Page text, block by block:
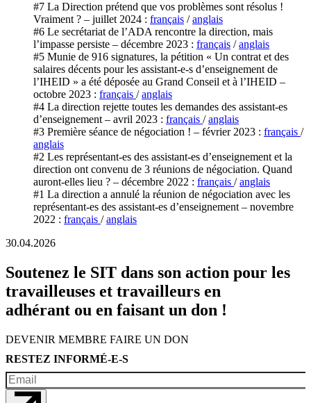
#7 La Direction prétend que vos problèmes sont résolus !
Vraiment ? – juillet 2024 : français /anglais
#6 Le secrétariat de l’ADA rencontre la direction, mais
l’impasse persiste – décembre 2023 : français /anglais
#5 Munie de 916 signatures, la pétition « Un contrat et des
salaires décents pour les assistant-e-s d’enseignement de
l’IHEID » a été déposée au Grand Conseil et à l’IHEID –
octobre 2023 : français /anglais
#4 La direction rejette toutes les demandes des assistant-es
d’enseignement – avril 2023 : français /anglais
#3 Première séance de négociation ! – février 2023 : français /
anglais
#2 Les représentant-es des assistant-es d’enseignement et la
direction ont convenu de 3 réunions de négociation. Quand
auront-elles lieu ? – décembre 2022 : français /anglais
#1 La direction a annulé la réunion de négociation avec les
représentant-es des assistant-es d’enseignement – novembre
2022 : français /anglais
30.04.2026
Soutenez le SIT dans son action pour les
travailleuses et travailleurs en
adhérant ou en faisant un don !
DEVENIR MEMBRE FAIRE UN DON
RESTEZ INFORMÉ-E-S